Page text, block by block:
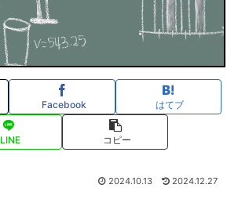
Facebook はてブ
LINE コピー
2024.10.13 2024.12.27